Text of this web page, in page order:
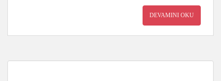
DEVAMINI OKU